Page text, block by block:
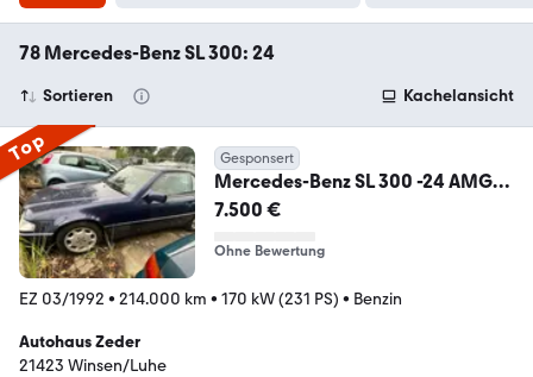
78 Mercedes-Benz SL 300: 24
Sortieren Kachelansicht
Top Gesponsert
Mercedes-Benz SL 300 -24 AMG*
AUTOMATIK*KLIMAANLAGE*ALU*
7.500 €
Ohne Bewertung
EZ 03/1992 • 214.000 km • 170 kW (231 PS) • Benzin
Autohaus Zeder
21423 Winsen/Luhe